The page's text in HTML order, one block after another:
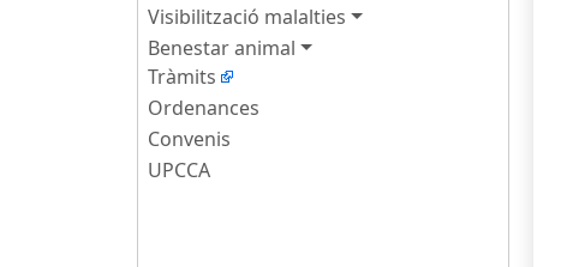
Visibilització malalties
Benestar animal
Tràmits
Ordenances
Convenis
UPCCA